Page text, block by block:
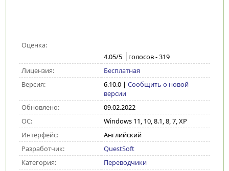
Оценка:
4.05/5 голосов -319
Лицензия:
Бесплатная
Версия:
6.10.0| Сообщить о новой
версии
Обновлено:
09.02.2022
ОС:
Windows 11, 10, 8.1, 8, 7, XP
Интерфейс:
Английский
Разработчик:
QuestSoft
Категория:
Переводчики